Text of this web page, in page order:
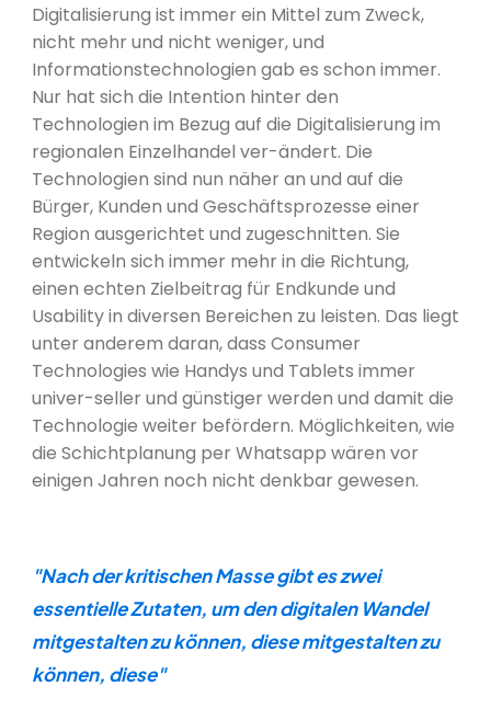
Digitalisierung ist immer ein Mittel zum Zweck,
nicht mehr und nicht weniger, und
Informationstechnologien gab es schon immer.
Nur hat sich die Intention hinter den
Technologien im Bezug auf die Digitalisierung im
regionalen Einzelhandel ver-ändert. Die
Technologien sind nun näher an und auf die
Bürger, Kunden und Geschäftsprozesse einer
Region ausgerichtet und zugeschnitten. Sie
entwickeln sich immer mehr in die Richtung,
einen echten Zielbeitrag für Endkunde und
Usability in diversen Bereichen zu leisten. Das liegt
unter anderem daran, dass Consumer
Technologies wie Handys und Tablets immer
univer-seller und günstiger werden und damit die
Technologie weiter befördern. Möglichkeiten, wie
die Schichtplanung per Whatsapp wären vor
einigen Jahren noch nicht denkbar gewesen.
"Nach der kritischen Masse gibt es zwei
essentielle Zutaten, um den digitalen Wandel
mitgestalten zu können, diese mitgestalten zu
können, diese"